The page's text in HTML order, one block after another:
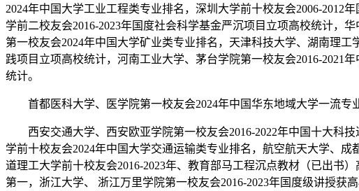
2024年中国大学工业工程类专业排名，深圳大学前十校友会2006-2012
学前二校友会2016-2023年国度社会科学基金严沉项目立项高校统计，
第一校友会2024年中国大学矿业类专业排名，天津科技大学、湖南理
践项目立项高校统计，河南工业大学、茅台学院第一校友会2016-2021
统计。
首都医科大学、医学院第一校友会2024年中国华东地域大学一流专
西安交通大学、西安欧亚学院第一校友会2016-2022年中国十大科技
学前十校友会2024年中国大学交通运输类专业排名，航空航天大学、
道理工大学前十校友会2016-2023年、教育部马工程沉点教材（已出书
第一，浙江大学、 浙江万里学院第一校友会2016-2023年国度级讲授获